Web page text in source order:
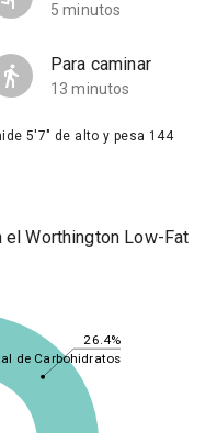
5 minutos
Para caminar
13 minutos
5'7" de alto y pesa 144
Worthington Low-Fat
26.4%
de Carbohidratos